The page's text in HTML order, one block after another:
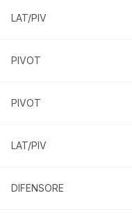
LAT/PIV
PIVOT
PIVOT
LAT/PIV
DIFENSORE